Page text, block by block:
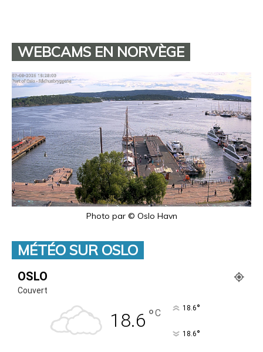
WEBCAMS EN NORVÈGE
Photo par © Oslo Havn
MÉTÉO SUR OSLO
OSLO
Couvert
18.6 °C 18.6°
18.6°